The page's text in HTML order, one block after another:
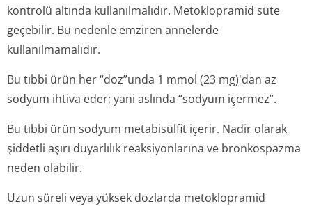
kontrolü altında kullanılmalıdır. Metoklopramid süte
geçebilir. Bu nedenle emziren annelerde
kullanılmamalıdır.
Bu tıbbi ürün her “doz”unda 1 mmol (23 mg)'dan az
sodyum ihtiva eder; yani aslında “sodyum içermez”.
Bu tıbbi ürün sodyum metabisülfit içerir. Nadir olarak
şiddetli aşırı duyarlılık reaksiyonlarına ve bronkospazma
neden olabilir.
Uzun süreli veya yüksek dozlarda metoklopramid